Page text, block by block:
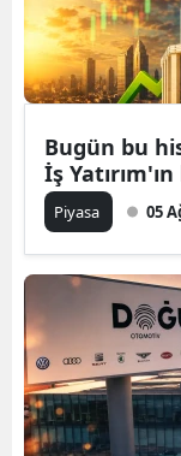
Bugün bu
İş
Piyasa 05